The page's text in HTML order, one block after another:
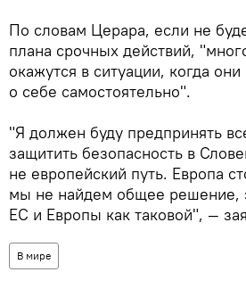
По словам Церара, если не
плана срочных действий,
окажутся в ситуации, когда они
о себе самостоятельно".
"Я должен буду предпринять
защитить безопасность в
не европейский путь. Европа
мы не найдем общее решение,
ЕС и Европы как таковой", —
В мире